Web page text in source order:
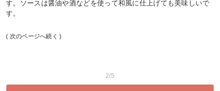
す。ソースは醤油や酒などを使って和風に仕上げても美味しいで
す。
( 次のページへ続く )
2/5